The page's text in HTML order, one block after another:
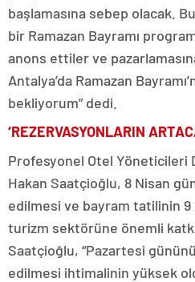
başlamasına sebep olacak.
bir Ramazan Bayramı
anons ettiler ve
Antalya’da Ramazan
bekliyorum” dedi.
‘REZERVASYONLARIN
Profesyonel Otel Yöneticileri
Hakan Saatçioğlu, 8 Nisan
edilmesi ve bayram tatilinin 9
turizm sektörüne önemli
Saatçioğlu, “Pazartesi
edilmesi ihtimalinin yüksek